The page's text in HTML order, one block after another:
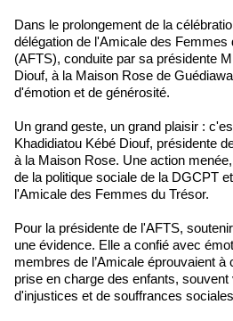
Dans le prolongement de la
délégation de l'Amicale des Femmes
(AFTS), conduite par sa présidente
Diouf, à la Maison Rose de
d'émotion et de générosité.
Un grand geste, un grand plaisir :
Khadidiatou Kébé Diouf, présidente
à la Maison Rose. Une action
de la politique sociale de la DGCPT
l'Amicale des Femmes du Trésor.
Pour la présidente de l'AFTS,
une évidence. Elle a confié avec
membres de l’Amicale éprouvaient à
prise en charge des enfants,
d'injustices et de souffrances